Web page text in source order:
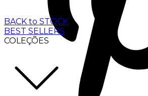
BACK to STOCK
BEST SELLERS
COLEÇÕES